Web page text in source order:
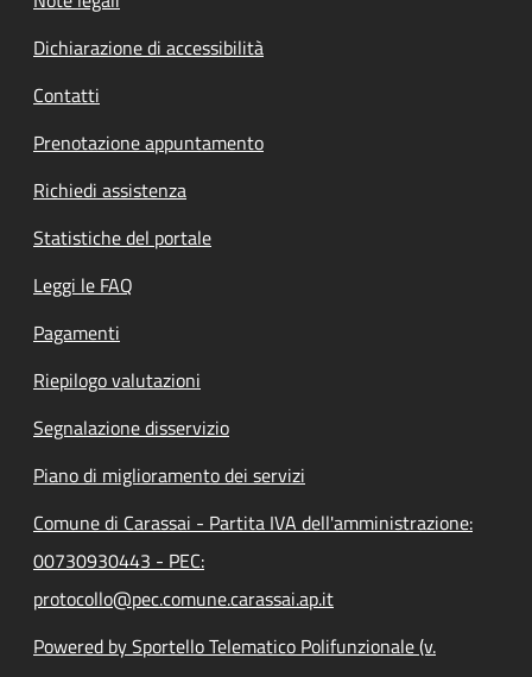
Dichiarazione di accessibilità
Contatti
Prenotazione appuntamento
Richiedi assistenza
Statistiche del portale
Leggi le FAQ
Pagamenti
Riepilogo valutazioni
Segnalazione disservizio
Piano di miglioramento dei servizi
Comune di Carassai - Partita IVA dell'amministrazione:
00730930443 - PEC:
protocollo@pec.comune.carassai.ap.it
Powered by Sportello Telematico Polifunzionale (v.